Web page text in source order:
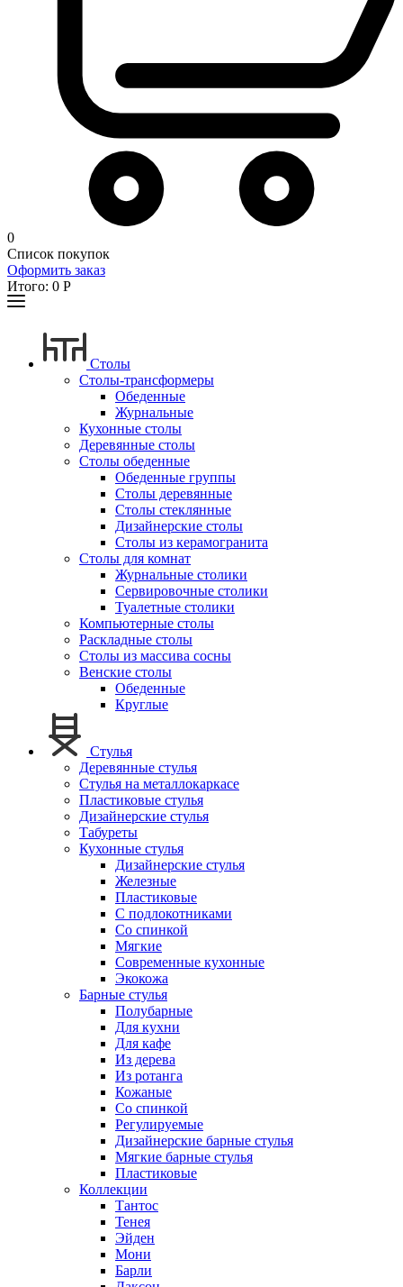
0
Список покупок
Оформить заказ
Итого: 0 Р
Столы
Столы-трансформеры
Обеденные
Журнальные
Кухонные столы
Деревянные столы
Столы обеденные
Обеденные группы
Столы деревянные
Столы стеклянные
Дизайнерские столы
Столы из керамогранита
Столы для комнат
Журнальные столики
Сервировочные столики
Туалетные столики
Компьютерные столы
Раскладные столы
Столы из массива сосны
Венские столы
Обеденные
Круглые
Стулья
Деревянные стулья
Стулья на металлокаркасе
Пластиковые стулья
Дизайнерские стулья
Табуреты
Кухонные стулья
Дизайнерские стулья
Железные
Пластиковые
С подлокотниками
Со спинкой
Мягкие
Современные кухонные
Экокожа
Барные стулья
Полубарные
Для кухни
Для кафе
Из дерева
Из ротанга
Кожаные
Со спинкой
Регулируемые
Дизайнерские барные стулья
Мягкие барные стулья
Пластиковые
Коллекции
Тантос
Тенея
Эйден
Мони
Барли